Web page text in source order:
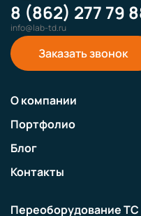
8 (862) 277 79
info@lab-td.ru
Заказать звонок
О компании
Портфолио
Блог
Контакты
Переоборудование ТС